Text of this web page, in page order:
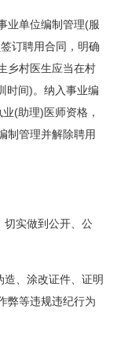
业单位编制管理(服
订聘用合同，明确
乡村医生应当在村
时间)。纳入事业编
(助理)医师资格，
制管理并解除聘用
切实做到公开、公
、涂改证件、证明
弊等违规违纪行为